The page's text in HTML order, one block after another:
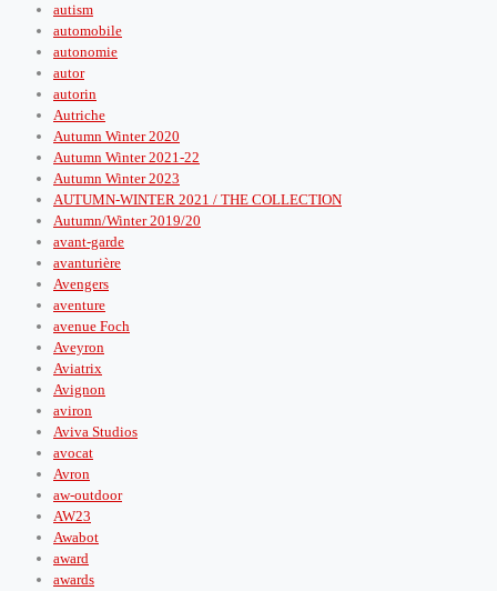
autism
automobile
autonomie
autor
autorin
Autriche
Autumn Winter 2020
Autumn Winter 2021-22
Autumn Winter 2023
AUTUMN-WINTER 2021 / THE COLLECTION
Autumn/Winter 2019/20
avant-garde
avanturière
Avengers
aventure
avenue Foch
Aveyron
Aviatrix
Avignon
aviron
Aviva Studios
avocat
Avron
aw-outdoor
AW23
Awabot
award
awards